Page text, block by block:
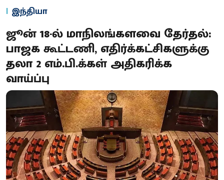
இந்தியா
ஜூன் 18-ல் மாநிலங்களவை தேர்தல்:
பாஜக கூட்டணி, எதிர்க்கட்சிகளுக்கு
தலா 2 எம்.பி.க்கள் அதிகரிக்க
வாய்ப்பு